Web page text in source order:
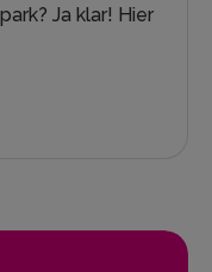
Ja klar! Hier